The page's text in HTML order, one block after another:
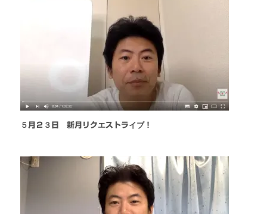
５月２３日 新月リクエストライブ！